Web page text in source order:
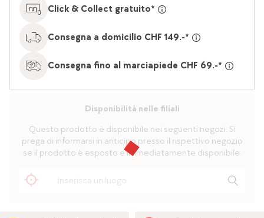
Click & Collect gratuito*
Consegna a domicilio CHF 149.-*
Consegna fino al marciapiede CHF 69.-*
Disponibilità nelle filiali
Questo prodotto è disponibile nei seguenti negozi. Si
prega di informarsi in anticipo presso il rispettivo negozio
se il prodotto è esposto e immediatamente disponibile.